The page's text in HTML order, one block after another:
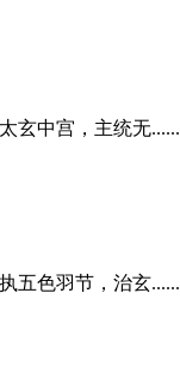
玄中宫，主统无......
五色羽节，治玄......